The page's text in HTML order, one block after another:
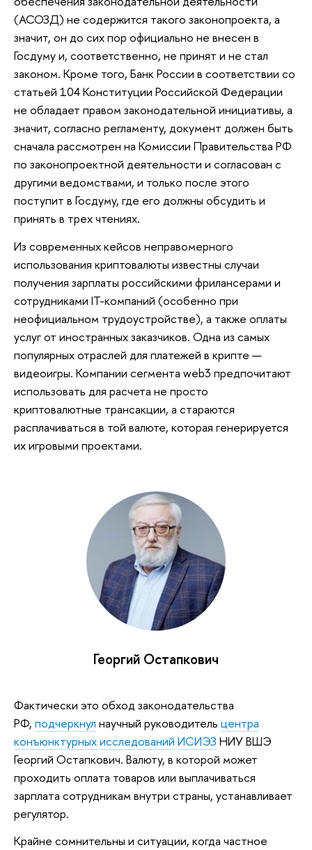
(АСОЗД) не содержится такого законопроекта, а
значит, он до сих пор официально не внесен в
Госдуму и, соответственно, не принят и не стал
законом. Кроме того, Банк России в соответствии со
статьей 104 Конституции Российской Федерации
не обладает правом законодательной инициативы, а
значит, согласно регламенту, документ должен быть
сначала рассмотрен на Комиссии Правительства РФ
по законопроектной деятельности и согласован с
другими ведомствами, и только после этого
поступит в Госдуму, где его должны обсудить и
принять в трех чтениях.
Из современных кейсов неправомерного
использования криптовалюты известны случаи
получения зарплаты российскими фрилансерами и
сотрудниками IТ-компаний (особенно при
неофициальном трудоустройстве), а также оплаты
услуг от иностранных заказчиков. Одна из самых
популярных отраслей для платежей в крипте —
видеоигры. Компании сегмента web3 предпочитают
использовать для расчета не просто
криптовалютные трансакции, а стараются
расплачиваться в той валюте, которая генерируется
их игровыми проектами.
Георгий Остапкович
Фактически это обход законодательства
РФ, подчеркнул научный руководитель центра
конъюнктурных исследований ИСИЭЗ НИУ ВШЭ
Георгий Остапкович. Валюту, в которой может
проходить оплата товаров или выплачиваться
зарплата сотрудникам внутри страны, устанавливает
регулятор.
Крайне сомнительны и ситуации, когда частное